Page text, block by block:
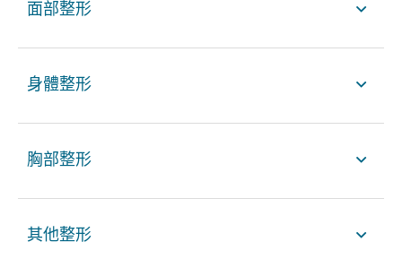
面部整形
身體整形
胸部整形
其他整形